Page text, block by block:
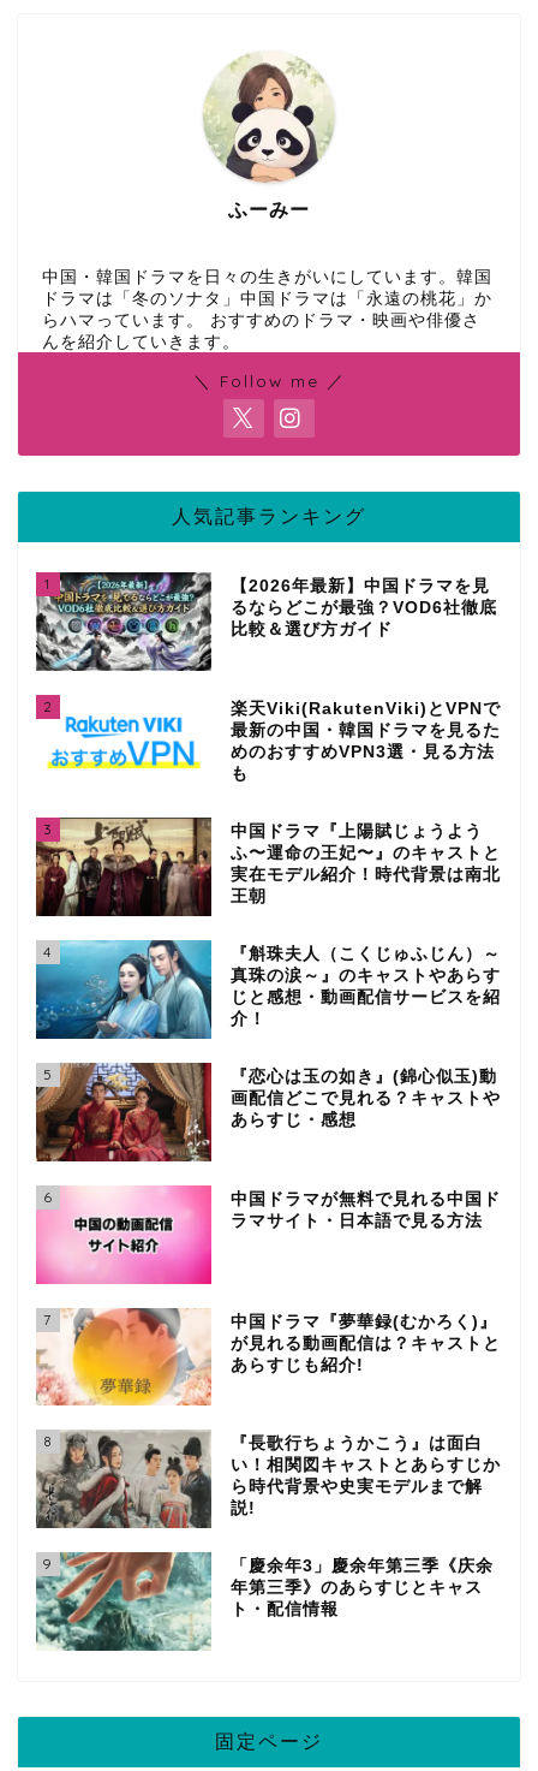
ふーみー
中国・韓国ドラマを日々の生きがいにしています。韓国
ドラマは「冬のソナタ」中国ドラマは「永遠の桃花」か
らハマっています。 おすすめのドラマ・映画や俳優さ
んを紹介していきます。
＼ Follow me ／
人気記事ランキング
1
【2026年最新】中国ドラマを見
るならどこが最強？VOD6社徹底
比較＆選び方ガイド
2
楽天Viki(RakutenViki)とVPNで
最新の中国・韓国ドラマを見るた
めのおすすめVPN3選・見る方法
も
3
中国ドラマ『上陽賦じょうよう
ふ〜運命の王妃〜』のキャストと
実在モデル紹介！時代背景は南北
王朝
4
『斛珠夫人（こくじゅふじん）～
真珠の涙～』のキャストやあらす
じと感想・動画配信サービスを紹
介！
5
『恋心は玉の如き』(錦心似玉)動
画配信どこで見れる？キャストや
あらすじ・感想
6
中国ドラマが無料で見れる中国ド
ラマサイト・日本語で見る方法
7
中国ドラマ『夢華録(むかろく)』
が見れる動画配信は？キャストと
あらすじも紹介!
8
『長歌行ちょうかこう』は面白
い！相関図キャストとあらすじか
ら時代背景や史実モデルまで解
説!
9
「慶余年3」慶余年第三季《庆余
年第三季》のあらすじとキャス
ト・配信情報
固定ページ